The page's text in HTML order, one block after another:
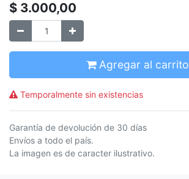
$ 3.000,00
Agregar al carrito
Temporalmente sin existencias
Garantía de devolución de 30 días
Envíos a todo el país.
La imagen es de caracter ilustrativo.